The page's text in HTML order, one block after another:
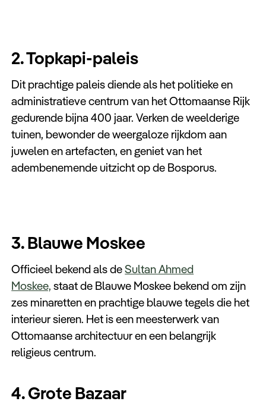
2. Topkapi-paleis
Dit prachtige paleis diende als het politieke en
administratieve centrum van het Ottomaanse Rijk
gedurende bijna 400 jaar. Verken de weelderige
tuinen, bewonder de weergaloze rijkdom aan
juwelen en artefacten, en geniet van het
adembenemende uitzicht op de Bosporus.
3. Blauwe Moskee
Officieel bekend als deSultan Ahmed
Moskee, staat de Blauwe Moskee bekend om zijn
zes minaretten en prachtige blauwe tegels die het
interieur sieren. Het is een meesterwerk van
Ottomaanse architectuur en een belangrijk
religieus centrum.
4. Grote Bazaar